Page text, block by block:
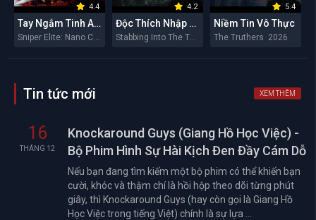
4.4
Tay Ngắm Tinh Anh: Nguy Cơ Nano
4.2
Độc Thích Nhập Hầu
Stabbing Into The Throat 2026
5.4
Niềm Tin Vô Thực
The Truthers 2026
Tin tức mới XEM THÊM
16
THÁNG 12
Knockaround Guys (Giang Hồ Học Việc) -
Bộ Phim Hình Sự Hài Kịch Đen Đầy Cám Dỗ
Nếu bạn đang tìm kiếm một bộ phim có thể khiến bạn
cười, khóc và thậm chí là hồi hộp theo dõi từng phút
giây, thì Knockaround Guys (hay còn gọi là Giang Hồ
Học Việc trong tiếng Việt) chính là sự lựa ...